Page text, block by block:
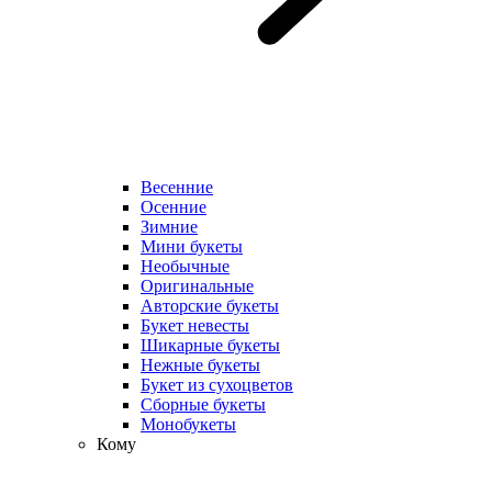
Весенние
Осенние
Зимние
Мини букеты
Необычные
Оригинальные
Авторские букеты
Букет невесты
Шикарные букеты
Нежные букеты
Букет из сухоцветов
Сборные букеты
Монобукеты
Кому